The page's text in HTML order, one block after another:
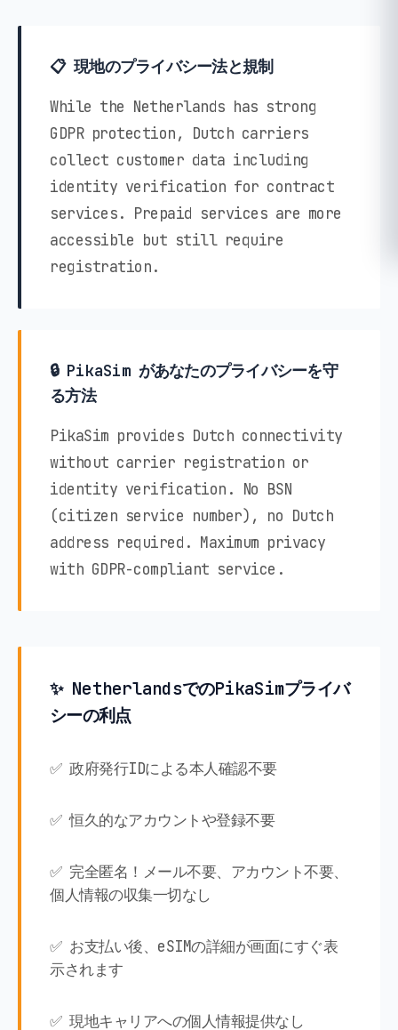
📋 現地のプライバシー法と規制
While the Netherlands has strong
GDPR protection, Dutch carriers
collect customer data including
identity verification for contract
services. Prepaid services are more
accessible but still require
registration.
🔒 PikaSim があなたのプライバシーを守
る方法
PikaSim provides Dutch connectivity
without carrier registration or
identity verification. No BSN
(citizen service number), no Dutch
address required. Maximum privacy
with GDPR-compliant service.
✨ NetherlandsでのPikaSimプライバ
シーの利点
✅ 政府発行IDによる本人確認不要
✅ 恒久的なアカウントや登録不要
✅ 完全匿名！メール不要、アカウント不要、
個人情報の収集一切なし
✅ お支払い後、eSIMの詳細が画面にすぐ表
示されます
✅ 現地キャリアへの個人情報提供なし